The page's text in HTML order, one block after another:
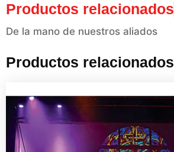
Productos relacionados
De la mano de nuestros aliados
Productos relacionados